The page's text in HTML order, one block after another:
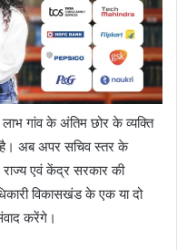
गांव के अंतिम छोर के व्यक्ति
अब अपर सचिव स्तर के
एवं केंद्र सरकार की
विकासखंड के एक या दो
करेंगे।